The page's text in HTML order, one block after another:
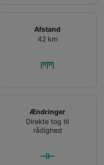
Afstand
42 km
Ændringer
Direkte tog til
rådighed